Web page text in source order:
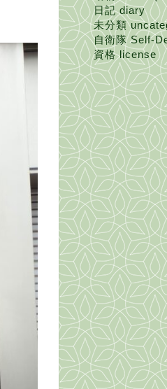
日記 diary
未分類
自衛隊 Self-
資格 license